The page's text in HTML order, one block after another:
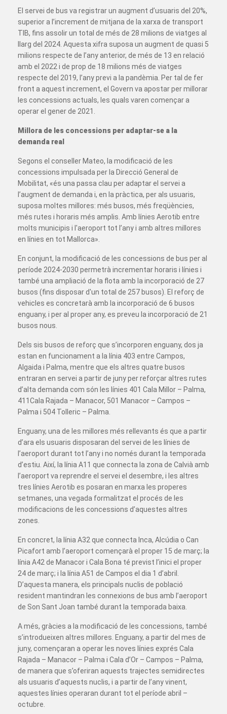
El servei de bus va registrar un augment d’usuaris del 20%,
superior a l’increment de mitjana de la xarxa de transport
TIB, fins assolir un total de més de 28 milions de viatges al
llarg del 2024. Aquesta xifra suposa un augment de quasi 5
milions respecte de l’any anterior, de més de 13 en relació
amb el 2022 i de prop de 18 milions més de viatges
respecte del 2019, l’any previ a la pandèmia. Per tal de fer
front a aquest increment, el Govern va apostar per millorar
les concessions actuals, les quals varen començar a
operar el gener de 2021.
Millora de les concessions per adaptar-se a la
demanda real
Segons el conseller Mateo, la modificació de les
concessions impulsada per la Direcció General de
Mobilitat, «és una passa clau per adaptar el servei a
l’augment de demanda i, en la pràctica, per als usuaris,
suposa moltes millores: més busos, més freqüències,
més rutes i horaris més amplis. Amb línies Aerotib entre
molts municipis i l'aeroport tot l’any i amb altres millores
en línies en tot Mallorca».
En conjunt, la modificació de les concessions de bus per al
període 2024-2030 permetrà incrementar horaris i línies i
també una ampliació de la flota amb la incorporació de 27
busos (fins disposar d'un total de 257 busos). El reforç de
vehicles es concretarà amb la incorporació de 6 busos
enguany, i per al proper any, es preveu la incorporació de 21
busos nous.
Dels sis busos de reforç que s’incorporen enguany, dos ja
estan en funcionament a la línia 403 entre Campos,
Algaida i Palma, mentre que els altres quatre busos
entraran en servei a partir de juny per reforçar altres rutes
d’alta demanda com són les línies 401 Cala Millor – Palma,
411Cala Rajada – Manacor, 501 Manacor – Campos –
Palma i 504 Tolleric – Palma.
Enguany, una de les millores més rellevants és que a partir
d’ara els usuaris disposaran del servei de les línies de
l’aeroport durant tot l’any i no només durant la temporada
d’estiu. Així, la línia A11 que connecta la zona de Calvià amb
l’aeroport va reprendre el servei el desembre, i les altres
tres línies Aerotib es posaran en marxa les properes
setmanes, una vegada formalitzat el procés de les
modificacions de les concessions d’aquestes altres
zones.
En concret, la línia A32 que connecta Inca, Alcúdia o Can
Picafort amb l’aeroport començarà el proper 15 de març; la
línia A42 de Manacor i Cala Bona té previst l’inici el proper
24 de març; i la línia A51 de Campos el dia 1 d’abril.
D’aquesta manera, els principals nuclis de població
resident mantindran les connexions de bus amb l’aeroport
de Son Sant Joan també durant la temporada baixa.
A més, gràcies a la modificació de les concessions, també
s’introdueixen altres millores. Enguany, a partir del mes de
juny, començaran a operar les noves línies exprés Cala
Rajada – Manacor – Palma i Cala d’Or – Campos – Palma,
de manera que s’oferiran aquests trajectes semidirectes
als usuaris d’aquests nuclis, i a partir de l’any vinent,
aquestes línies operaran durant tot el període abril –
octubre.